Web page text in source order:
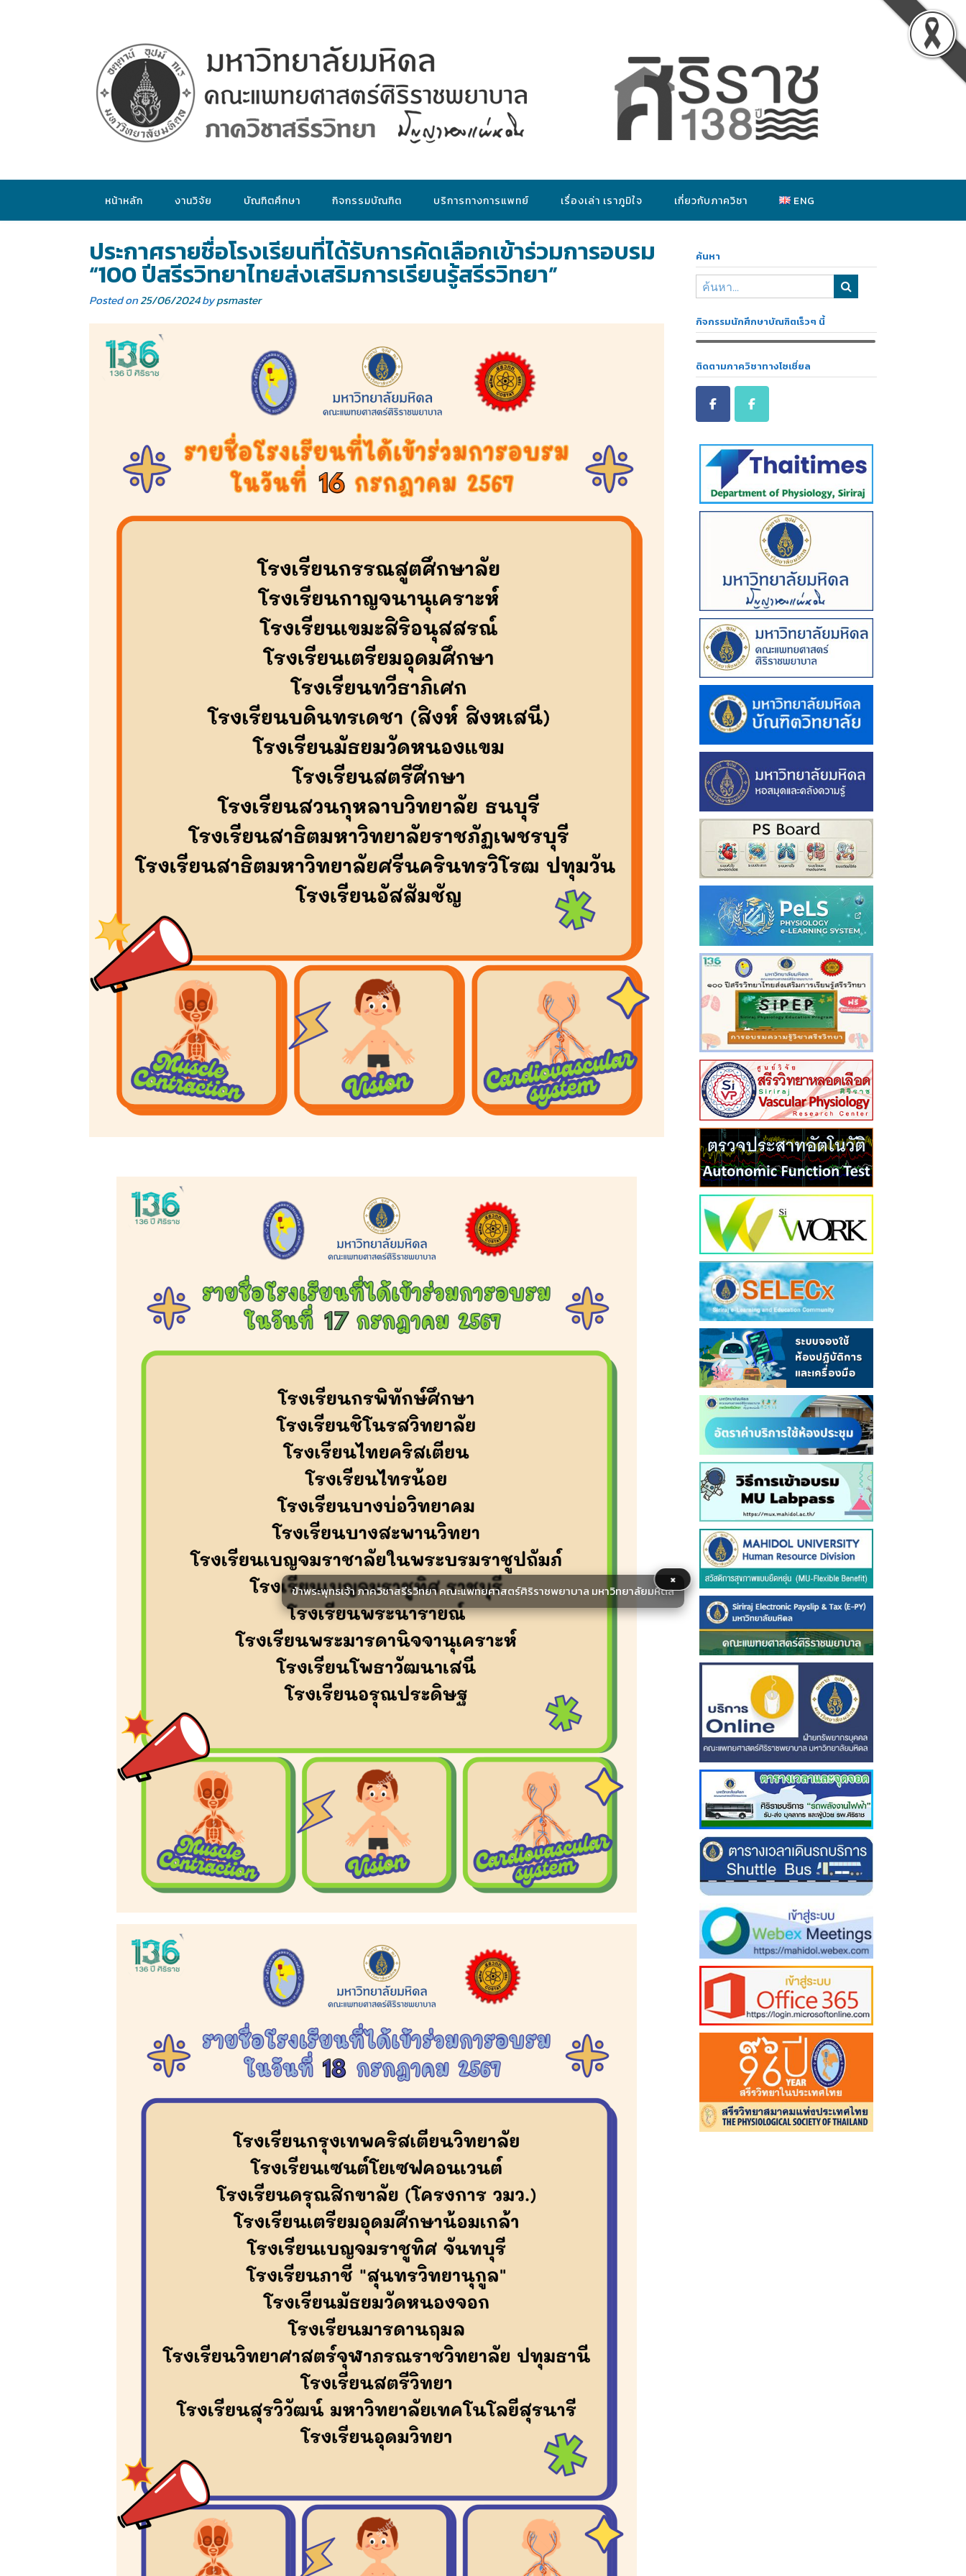
×
ข้าพระพุทธเจ้า ภาควิชาสรีรวิทยา คณะแพทยศาสตร์ศิริราชพยาบาล มหาวิทยาลัยมหิดล
หน้าหลัก งานวิจัย บัณฑิตศึกษา กิจกรรมบัณฑิต บริการทางการแพทย์ เรื่องเล่า เราภูมิใจ เกี่ยวกับภาควิชา ENG
ประกาศรายชื่อโรงเรียนที่ได้รับการคัดเลือกเข้าร่วมการอบรม
“100 ปีสรีรวิทยาไทยส่งเสริมการเรียนรู้สรีรวิทยา”
Posted on25/06/2024bypsmaster
ค้นหา
กิจกรรมนักศึกษาบัณฑิตเร็วๆ นี้
ติดตามภาควิชาทางโซเชี่ยล